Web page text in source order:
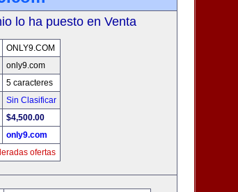
lo ha puesto en Venta
ONLY9.COM
only9.com
5 caracteres
Sin Clasificar
$4,500.00
only9.com
ofertas